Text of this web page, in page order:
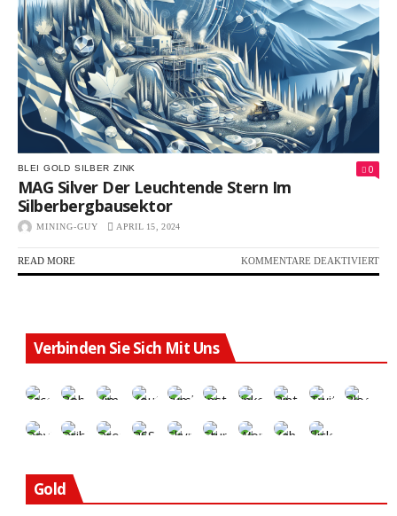
BLEI GOLD SILBER ZINK 0
MAG Silver Der Leuchtende Stern Im
Silberbergbausektor
MINING-GUY APRIL 15, 2024
READ MORE KOMMENTARE DEAKTIVIERTFÜR
Verbinden Sie Sich Mit Uns
Gold